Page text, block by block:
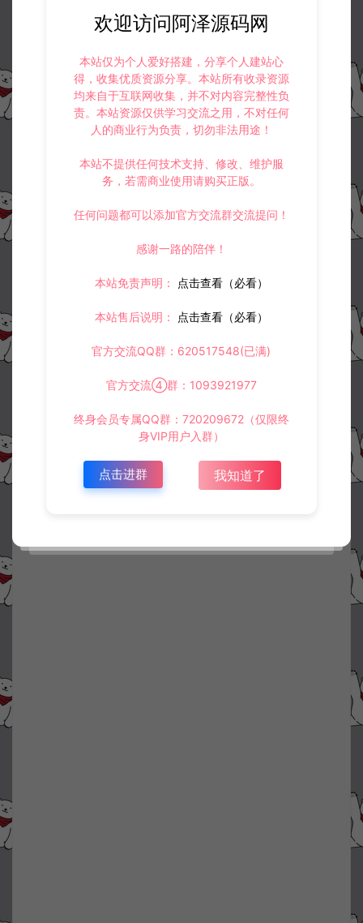
欢迎访问阿泽源码网
本站仅为个人爱好搭建，分享个人建站心
得，收集优质资源分享。本站所有收录资源
均来自于互联网收集，并不对内容完整性负
责。本站资源仅供学习交流之用，不对任何
人的商业行为负责，切勿非法用途！
本站不提供任何技术支持、修改、维护服
务，若需商业使用请购买正版。
任何问题都可以添加官方交流群交流提问！
感谢一路的陪伴！
本站免责声明： 点击查看（必看）
本站售后说明： 点击查看（必看）
官方交流QQ群：620517548(已满)
官方交流④群：1093921977
终身会员专属QQ群：720209672（仅限终
身VIP用户入群）
点击进群 我知道了